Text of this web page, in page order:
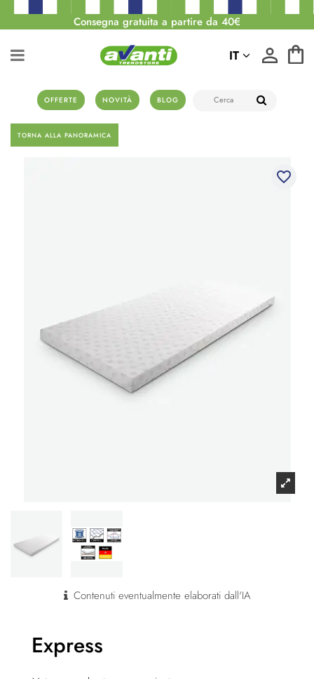
Consegna gratuita a partire da 40€
OFFERTE NOVITÀ BLOG
IT
TORNA ALLA PANORAMICA
favorite_border
Contenuti eventualmente elaborati dall'IA
Express